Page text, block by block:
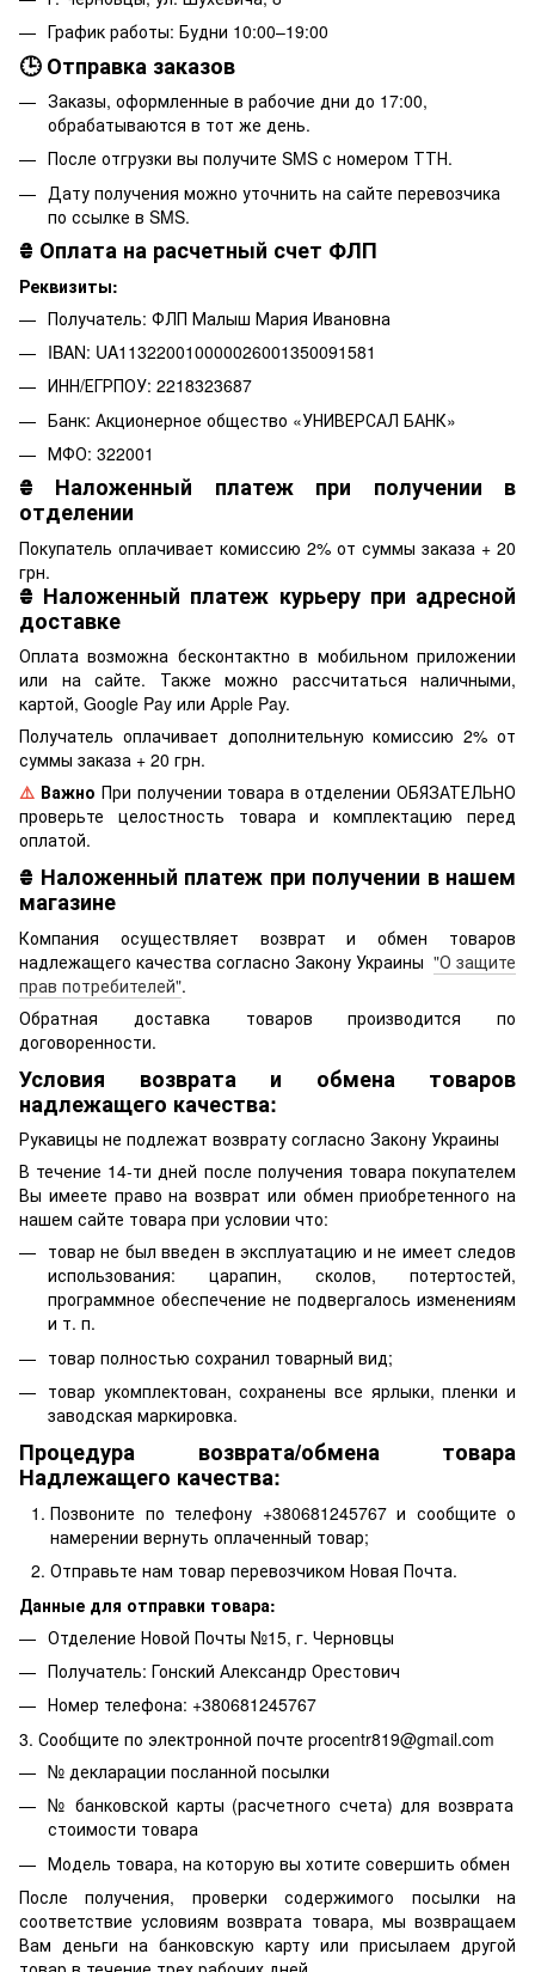
График работы: Будни 10:00–19:00
🕒 Отправка заказов
Заказы, оформленные в рабочие дни до 17:00,
обрабатываются в тот же день.
После отгрузки вы получите SMS с номером ТТН.
Дату получения можно уточнить на сайте перевозчика
по ссылке в SMS.
₴ Оплата на расчетный счет ФЛП
Реквизиты:
Получатель: ФЛП Малыш Мария Ивановна
IBAN: UA113220010000026001350091581
ИНН/ЕГРПОУ: 2218323687
Банк: Акционерное общество «УНИВЕРСАЛ БАНК»
МФО: 322001
₴ Наложенный платеж при получении в
отделении
Покупатель оплачивает комиссию 2% от суммы заказа + 20
грн.
₴ Наложенный платеж курьеру при адресной
доставке
Оплата возможна бесконтактно в мобильном приложении
или на сайте. Также можно рассчитаться наличными,
картой, Google Pay или Apple Pay.
Получатель оплачивает дополнительную комиссию 2% от
суммы заказа + 20 грн.
⚠️ Важно При получении товара в отделении ОБЯЗАТЕЛЬНО
проверьте целостность товара и комплектацию перед
оплатой.
₴ Наложенный платеж при получении в нашем
магазине
Компания осуществляет возврат и обмен товаров
надлежащего качества согласно Закону Украины "О защите
прав потребителей".
Обратная доставка товаров производится по
договоренности.
Условия возврата и обмена товаров
надлежащего качества:
Рукавицы не подлежат возврату согласно Закону Украины
В течение 14-ти дней после получения товара покупателем
Вы имеете право на возврат или обмен приобретенного на
нашем сайте товара при условии что:
товар не был введен в эксплуатацию и не имеет следов
использования: царапин, сколов, потертостей,
программное обеспечение не подвергалось изменениям
и т. п.
товар полностью сохранил товарный вид;
товар укомплектован, сохранены все ярлыки, пленки и
заводская маркировка.
Процедура возврата/обмена товара
Надлежащего качества:
Позвоните по телефону +380681245767 и сообщите о
намерении вернуть оплаченный товар;
Отправьте нам товар перевозчиком Новая Почта.
Данные для отправки товара:
Отделение Новой Почты №15, г. Черновцы
Получатель: Гонский Александр Орестович
Номер телефона: +380681245767
3. Сообщите по электронной почте procentr819@gmail.com
№ декларации посланной посылки
№ банковской карты (расчетного счета) для возврата
стоимости товара
Модель товара, на которую вы хотите совершить обмен
После получения, проверки содержимого посылки на
соответствие условиям возврата товара, мы возвращаем
Вам деньги на банковскую карту или присылаем другой